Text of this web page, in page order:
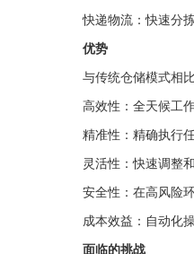
快递物流：快速分
优势
与传统仓储模式相
高效性：全天候工
精准性：精确执行
灵活性：快速调整
安全性：在高风险
成本效益：自动化
面临的挑战